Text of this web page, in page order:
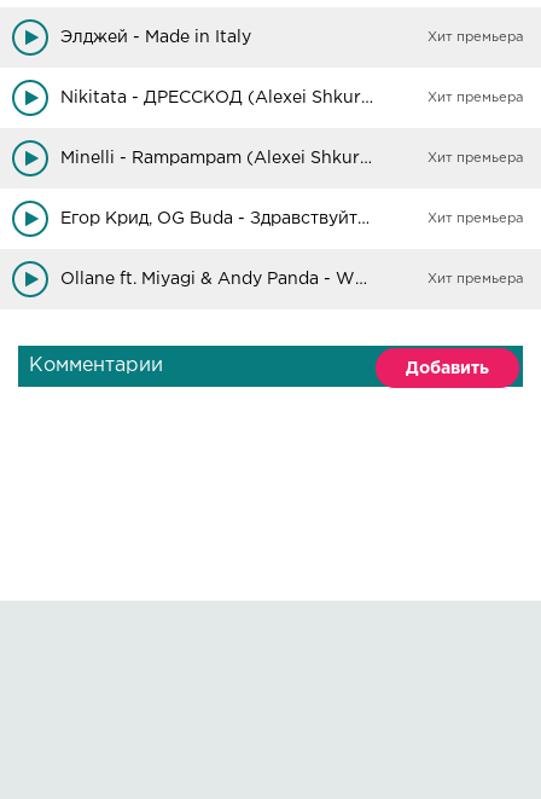
Элджей - Made in Italy Хит премьера
Nikitata - ДРЕССКОД (Alexei Shkurko Remix) Хит премьера
Minelli - Rampampam (Alexei Shkurko Remix) Хит премьера
Егор Крид, OG Buda - Здравствуйте (Alexei Shkurko Remix) Хит премьера
Ollane ft. Miyagi & Andy Panda - Where Are You (Alexei Shkurko Remix) Хит премьера
Комментарии Добавить